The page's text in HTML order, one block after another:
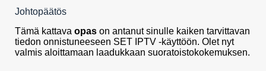
Johtopäätös
Tämä kattava opas on antanut sinulle kaiken tarvittavan
tiedon onnistuneeseen SET IPTV -käyttöön. Olet nyt
valmis aloittamaan laadukkaan suoratoistokokemuksen.